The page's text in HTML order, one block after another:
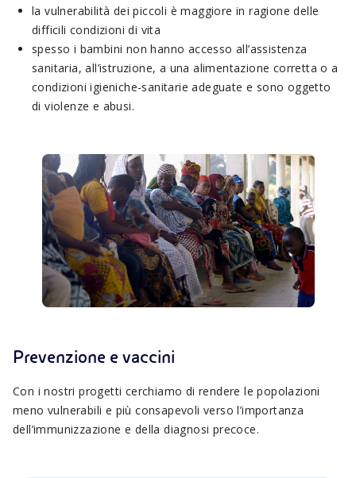
la vulnerabilità dei piccoli è maggiore in ragione delle
difficili condizioni di vita
spesso i bambini non hanno accesso all’assistenza
sanitaria, all’istruzione, a una alimentazione corretta o a
condizioni igieniche-sanitarie adeguate e sono oggetto
di violenze e abusi.
Prevenzione e vaccini
Con i nostri progetti cerchiamo di rendere le popolazioni
meno vulnerabili e più consapevoli verso l’importanza
dell’immunizzazione e della diagnosi precoce.